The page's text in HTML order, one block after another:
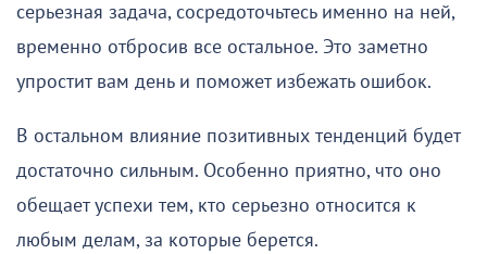
серьезная задача, сосредоточьтесь именно на ней,
временно отбросив все остальное. Это заметно
упростит вам день и поможет избежать ошибок.
В остальном влияние позитивных тенденций будет
достаточно сильным. Особенно приятно, что оно
обещает успехи тем, кто серьезно относится к
любым делам, за которые берется.